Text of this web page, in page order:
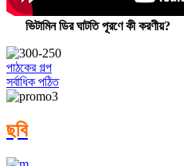
ভিটামিন ডির ঘাটতি পূরণে কী করণীয়?
পাঠকের গল্প
সর্বাধিক পঠিত
ছবি